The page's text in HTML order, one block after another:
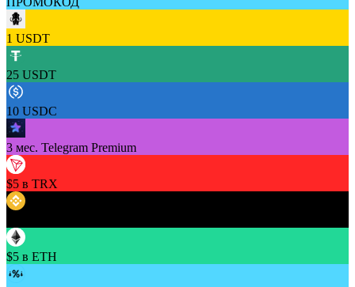
1 USDT
25 USDT
10 USDC
3 мес. Telegram Premium
$5 в TRX
$5 в ETH